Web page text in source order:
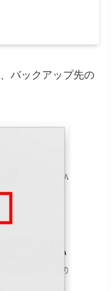
バックアップ先の